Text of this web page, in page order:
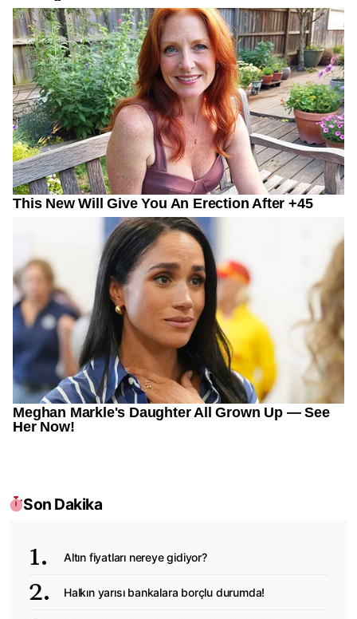
Son Dakika
Altın fiyatları nereye gidiyor?
Halkın yarısı bankalara borçlu durumda!